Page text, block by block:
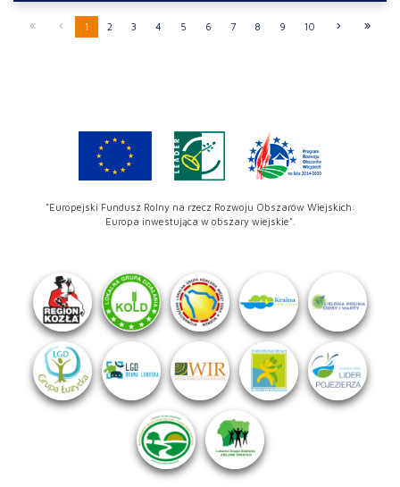
1 2 3 4 5 6 7 8 9 10
"Europejski Fundusz Rolny na rzecz Rozwoju Obszarów Wiejskich:
Europa inwestująca w obszary wiejskie".